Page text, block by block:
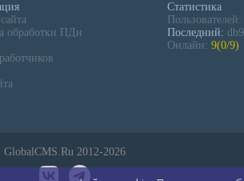
обработки ПДн
Статистика
Пользователей:
Последний:
Онлайн: 9(0/9)
GlobalCMS.Ru 2012-2026